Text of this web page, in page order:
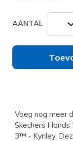
AANTAL
Voeg nog meer
Skechers
3™ - Kynley.